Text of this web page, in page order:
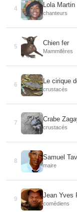
4
Lola Martin
chanteurs
5
Chien fer
Mammifères
6
Le cirique
crustacés
7
Crabe
crustacés
8
Samuel
maire
9
Jean Yves
comédiens